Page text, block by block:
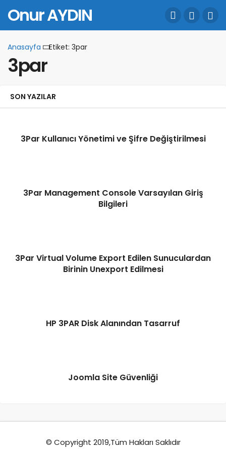
Onur AYDIN
Anasayfa Etiket: 3par
3par
SON YAZILAR
3Par Kullanıcı Yönetimi ve Şifre Değiştirilmesi
3Par Management Console Varsayılan Giriş
Bilgileri
3Par Virtual Volume Export Edilen Sunuculardan
Birinin Unexport Edilmesi
HP 3PAR Disk Alanından Tasarruf
Joomla Site Güvenliği
© Copyright 2019,Tüm Hakları Saklıdır